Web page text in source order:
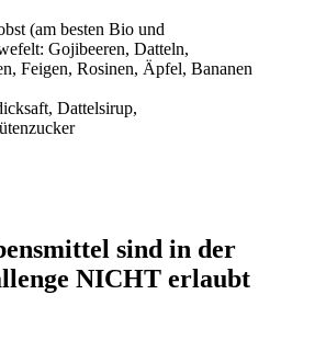
(am besten Bio und
Gojibeeren, Datteln,
Feigen, Rosinen, Äpfel, Bananen
Dattelsirup,
sind in der
NICHT erlaubt